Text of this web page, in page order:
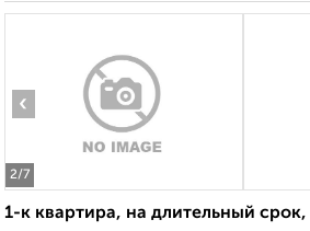
2/7
‹
1-к квартира, на длительный